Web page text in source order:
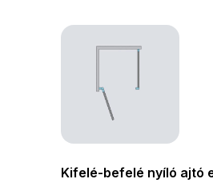
Kifelé-befelé nyíló ajtó